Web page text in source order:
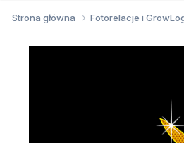
Strona główna Fotorelacje i